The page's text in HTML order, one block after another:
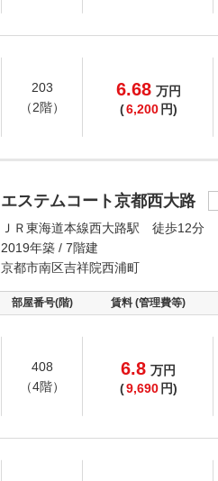
203
（2階）
6.68 万円
(6,200 円)
エステムコート京都西大路
ＪＲ東海道本線西大路駅 徒歩12分
2019年築 / 7階建
京都市南区吉祥院西浦町
部屋番号(階) 賃料 (管理費等)
408
（4階）
6.8 万円
(9,690 円)